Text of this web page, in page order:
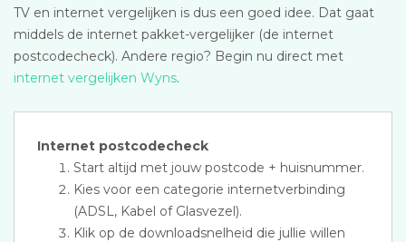
TV en internet vergelijken is dus een goed idee. Dat gaat
middels de internet pakket-vergelijker (de internet
postcodecheck). Andere regio? Begin nu direct met
internet vergelijken Wyns.
Internet postcodecheck
Start altijd met jouw postcode + huisnummer.
Kies voor een categorie internetverbinding
(ADSL, Kabel of Glasvezel).
Klik op de downloadsnelheid die jullie willen